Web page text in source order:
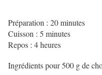
Préparation : 20 minutes
Cuisson : 5 minutes
Repos : 4 heures
Ingrédients pour 500 g de